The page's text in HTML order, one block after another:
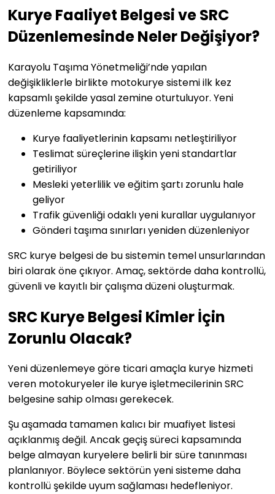
Kurye Faaliyet Belgesi ve SRC
Düzenlemesinde Neler Değişiyor?
Karayolu Taşıma Yönetmeliği’nde yapılan
değişikliklerle birlikte motokurye sistemi ilk kez
kapsamlı şekilde yasal zemine oturtuluyor. Yeni
düzenleme kapsamında:
Kurye faaliyetlerinin kapsamı netleştiriliyor
Teslimat süreçlerine ilişkin yeni standartlar
getiriliyor
Mesleki yeterlilik ve eğitim şartı zorunlu hale
geliyor
Trafik güvenliği odaklı yeni kurallar uygulanıyor
Gönderi taşıma sınırları yeniden düzenleniyor
SRC kurye belgesi de bu sistemin temel unsurlarından
biri olarak öne çıkıyor. Amaç, sektörde daha kontrollü,
güvenli ve kayıtlı bir çalışma düzeni oluşturmak.
SRC Kurye Belgesi Kimler İçin
Zorunlu Olacak?
Yeni düzenlemeye göre ticari amaçla kurye hizmeti
veren motokuryeler ile kurye işletmecilerinin SRC
belgesine sahip olması gerekecek.
Şu aşamada tamamen kalıcı bir muafiyet listesi
açıklanmış değil. Ancak geçiş süreci kapsamında
belge almayan kuryelere belirli bir süre tanınması
planlanıyor. Böylece sektörün yeni sisteme daha
kontrollü şekilde uyum sağlaması hedefleniyor.